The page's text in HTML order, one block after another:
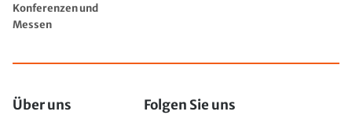
Konferenzen und
Messen
Über uns Folgen Sie uns